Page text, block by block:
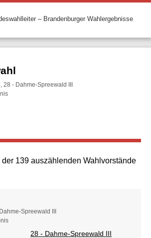
– Brandenburger Wahlergebnisse
- Dahme-Spreewald III
139 auszählenden Wahlvorstände
Spreewald III
28 - Dahme-Spreewald III